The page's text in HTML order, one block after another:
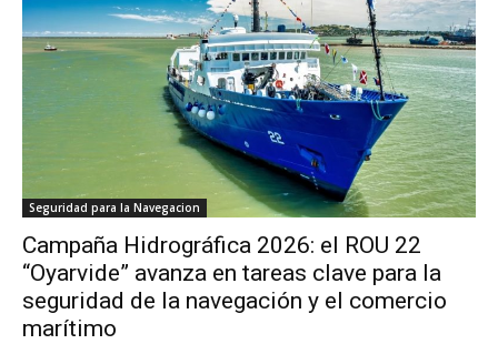
Seguridad para la Navegacion
Campaña Hidrográfica 2026: el ROU 22
“Oyarvide” avanza en tareas clave para la
seguridad de la navegación y el comercio
marítimo